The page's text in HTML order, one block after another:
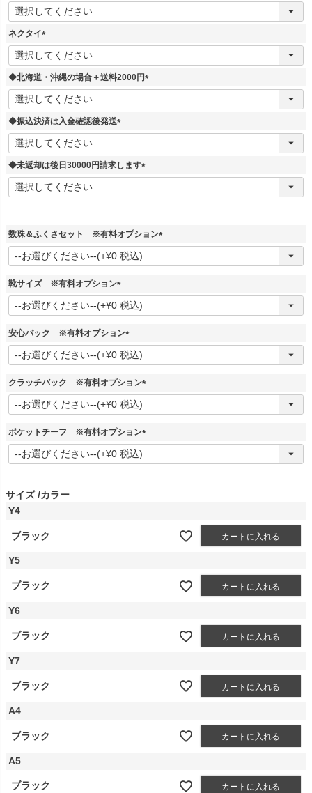
(
必
ネクタイ
(
必
◆北海道・沖縄の場合＋送料2000円
(
◆振込決済は入金確認後発送
(
須
◆未返却は後日30000円請求します
(
数珠＆ふくさセット ※有料オプション
(
靴サイズ ※有料オプション
(
必
)
安心パック ※有料オプション
(
必
)
クラッチバック ※有料オプション
(
)
ポケットチーフ ※有料オプション
(
サイズ カラー
Y4
ブラック カートに入れる
Y5
ブラック カートに入れる
Y6
ブラック カートに入れる
Y7
ブラック カートに入れる
A4
ブラック カートに入れる
A5
ブラック カートに入れる